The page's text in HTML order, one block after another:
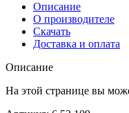
Описание
О производителе
Скачать
Доставка и оплата
Описание
На этой странице вы